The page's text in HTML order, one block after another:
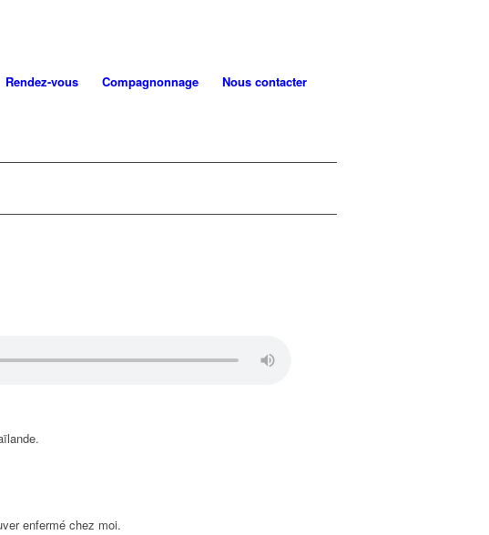
Rendez-vous Compagnonnage Nous contacter
enfermé chez moi.